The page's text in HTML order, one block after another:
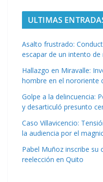
ULTIMAS
Asalto frustrado:
escapar de un intento de
Hallazgo en Miravalle:
hombre en el nororiente
Golpe a la delincuencia:
y desarticuló presunto
Caso Villavicencio:
la audiencia por el
Pabel Muñoz inscribe su
reelección en Quito